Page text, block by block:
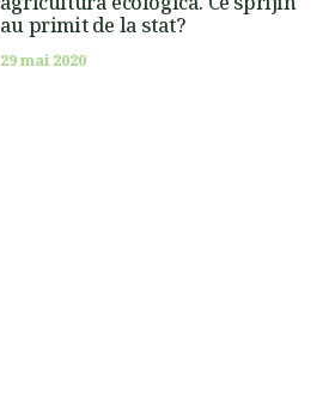
au primit de la stat?
29 mai 2020